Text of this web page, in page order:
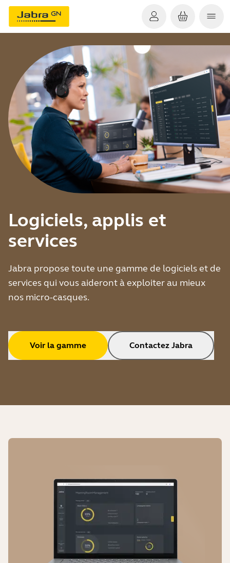
Logiciels, applis et
services
Jabra propose toute une gamme de logiciels et de
services qui vous aideront à exploiter au mieux
nos micro-casques.
Voir la gamme Contactez Jabra